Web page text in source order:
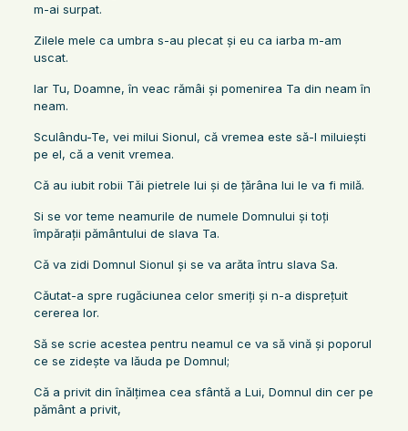
m-ai surpat.
Zilele mele ca umbra s-au plecat şi eu ca iarba m-am
uscat.
Iar Tu, Doamne, în veac rămâi şi pomenirea Ta din neam în
neam.
Sculându-Te, vei milui Sionul, că vremea este să-l miluieşti
pe el, că a venit vremea.
Că au iubit robii Tăi pietrele lui şi de ţărâna lui le va fi milă.
Si se vor teme neamurile de numele Domnului şi toţi
împăraţii pământului de slava Ta.
Că va zidi Domnul Sionul şi se va arăta întru slava Sa.
Căutat-a spre rugăciunea celor smeriţi şi n-a dispreţuit
cererea lor.
Să se scrie acestea pentru neamul ce va să vină şi poporul
ce se zideşte va lăuda pe Domnul;
Că a privit din înălţimea cea sfântă a Lui, Domnul din cer pe
pământ a privit,